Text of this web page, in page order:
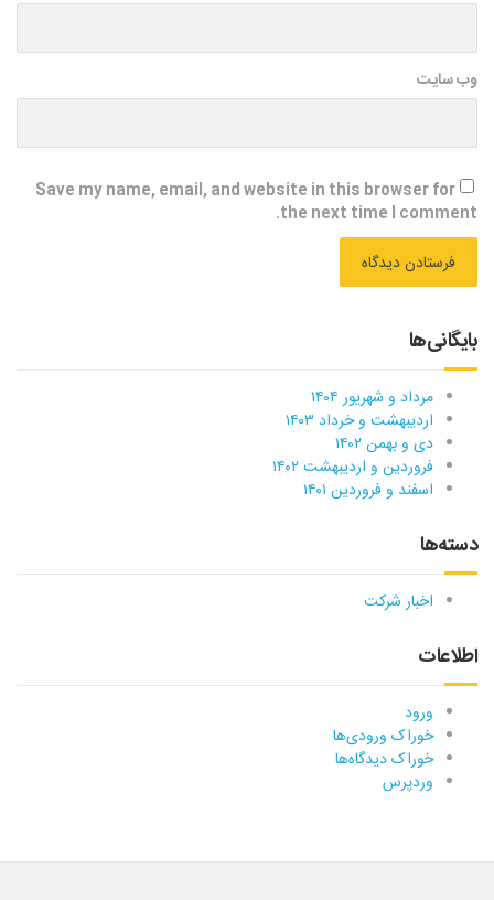
وب سایت
Save my name, email, and website in this browser for
the next time I comment.
بایگانی‌ها
مرداد و شهریور ۱۴۰۴
اردیبهشت و خرداد ۱۴۰۳
دی و بهمن ۱۴۰۲
فروردین و اردیبهشت ۱۴۰۲
اسفند و فروردین ۱۴۰۱
دسته‌ها
اخبار شرکت
اطلاعات
ورود
خوراک ورودی‌ها
خوراک دیدگاه‌ها
وردپرس